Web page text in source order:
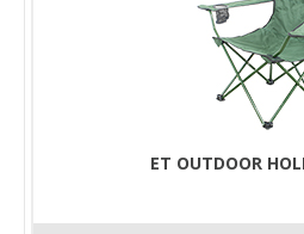
ET OUTDOOR